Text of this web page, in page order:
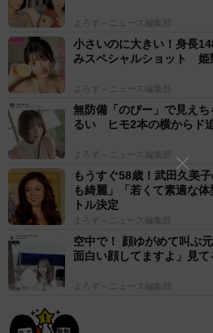
よろず～ニュース編集部
小さいのに大きい！身長
みスペシャルショット 姫
よろず～ニュース編集部
無防備「のびー」で見え
るい ヒモ2本の横からド
よろず～ニュース編集部
もうすぐ58歳！武田久美
も綺麗」「若くて素適な
トル決定
よろず～ニュース編集部
空中で！ 顔ゆがめて叫ぶ
面白い顔してますよ」見
よろず～ニュース編集部